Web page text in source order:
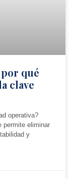
qué
clave
operativa?
permite eliminar
y